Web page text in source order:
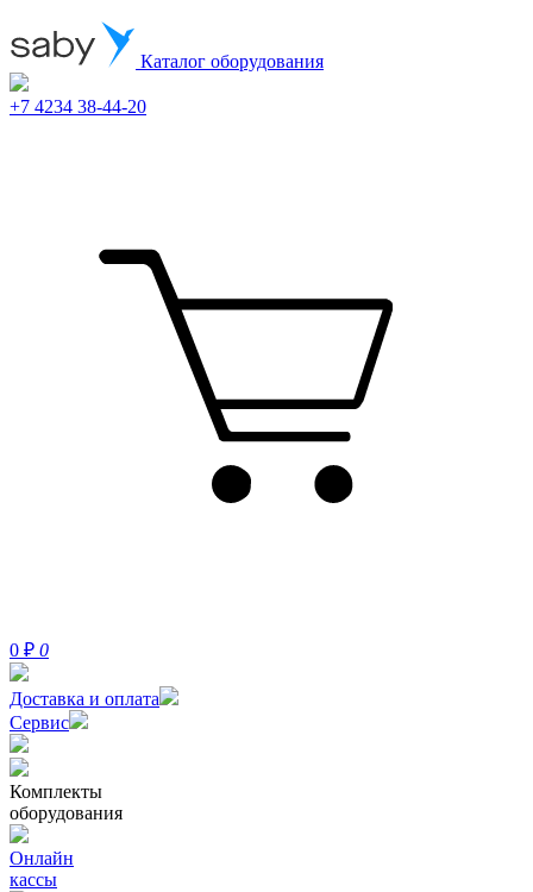
Каталог оборудования
+7 4234 38-44-20
0 ₽ 0
Доставка и оплата
Сервис
Комплекты
оборудования
Онлайн
кассы